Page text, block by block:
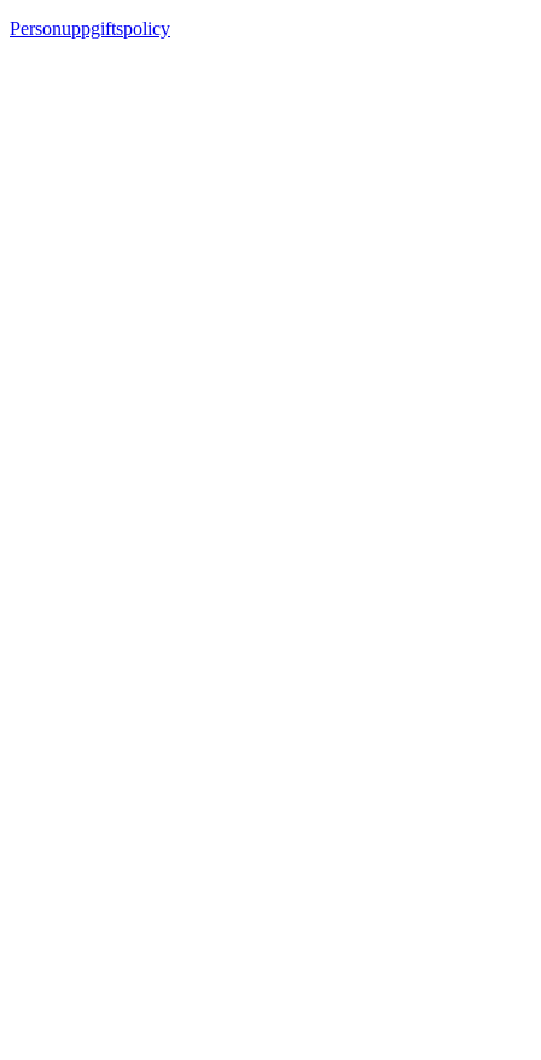
Personuppgiftspolicy